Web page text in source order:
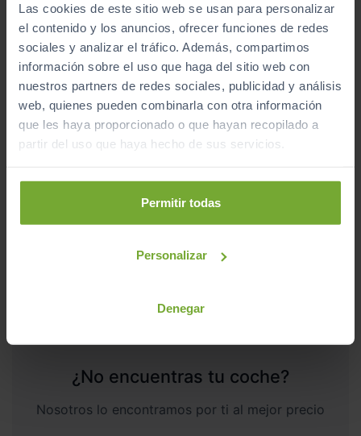
Las cookies de este sitio web se usan para personalizar
el contenido y los anuncios, ofrecer funciones de redes
sociales y analizar el tráfico. Además, compartimos
información sobre el uso que haga del sitio web con
nuestros partners de redes sociales, publicidad y análisis
web, quienes pueden combinarla con otra información
que les haya proporcionado o que hayan recopilado a
partir del uso que haya hecho de sus servicios.
Permitir todas
Personalizar
Denegar
- 5.450€
HYUNDAI ioniq 6
239KW (325CV) 84KWH AWD N LINE
47.800
42.350
¿No encuentras tu coche?
Nosotros lo encontramos por ti al mejor precio